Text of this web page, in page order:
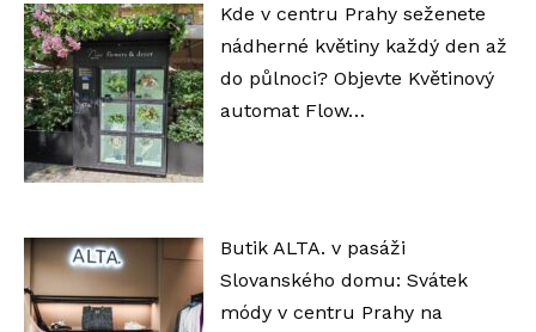
Kde v centru Prahy seženete
nádherné květiny každý den až
do půlnoci? Objevte Květinový
automat Flow…
Butik ALTA. v pasáži
Slovanského domu: Svátek
módy v centru Prahy na